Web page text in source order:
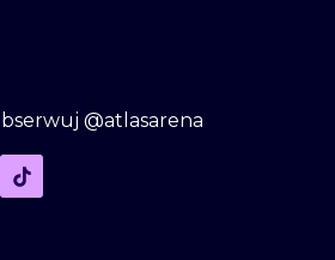
@atlasarena